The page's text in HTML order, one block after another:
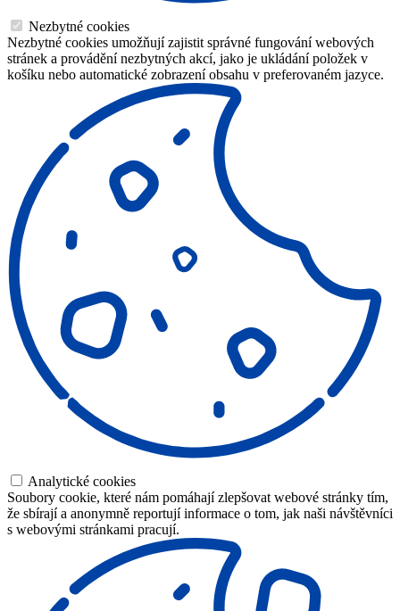
Nezbytné cookies
Nezbytné cookies umožňují zajistit správné fungování webových
stránek a provádění nezbytných akcí, jako je ukládání položek v
košíku nebo automatické zobrazení obsahu v preferovaném jazyce.
Analytické cookies
Soubory cookie, které nám pomáhají zlepšovat webové stránky tím,
že sbírají a anonymně reportují informace o tom, jak naši návštěvníci
s webovými stránkami pracují.